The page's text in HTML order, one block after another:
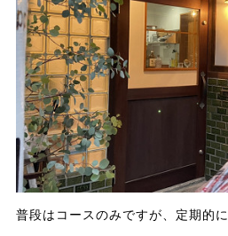
普段はコースのみですが、定期的に